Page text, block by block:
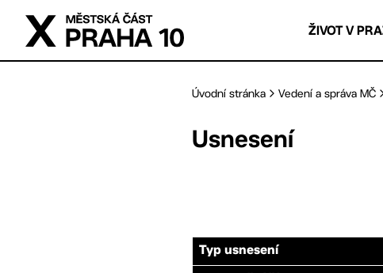
Přejít na hlavní obsah
ŽIVOT V
Úvodní stránka Vedení a správa MČ
Usnesení
Typ usnesení